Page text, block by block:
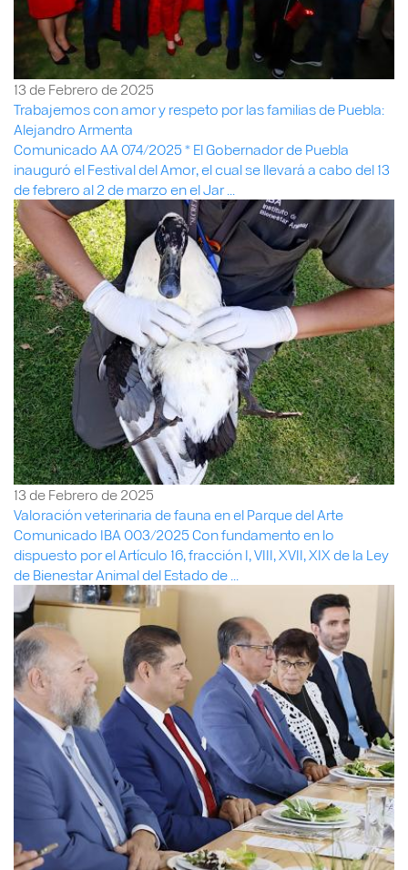
13 de Febrero de 2025
Trabajemos con amor y respeto por las familias de Puebla:
Alejandro Armenta
Comunicado AA 074/2025 * El Gobernador de Puebla
inauguró el Festival del Amor, el cual se llevará a cabo del 13
de febrero al 2 de marzo en el Jar ...
13 de Febrero de 2025
Valoración veterinaria de fauna en el Parque del Arte
Comunicado IBA 003/2025 Con fundamento en lo
dispuesto por el Artículo 16, fracción I, VIII, XVII, XIX de la Ley
de Bienestar Animal del Estado de ...